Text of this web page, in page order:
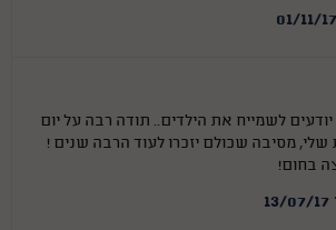
לשמייח את הילדים.. תודה רבה על יום
שלי, מסיבה שכולם יזכרו לעוד הרבה שנים !
בחום!